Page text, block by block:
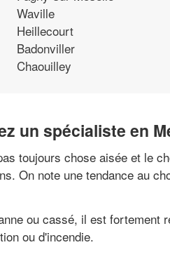
Waville
Heillecourt
Badonviller
Chaouilley
un spécialiste en
toujours chose aisée et le
On note une tendance au
ou cassé, il est
ou d'incendie.